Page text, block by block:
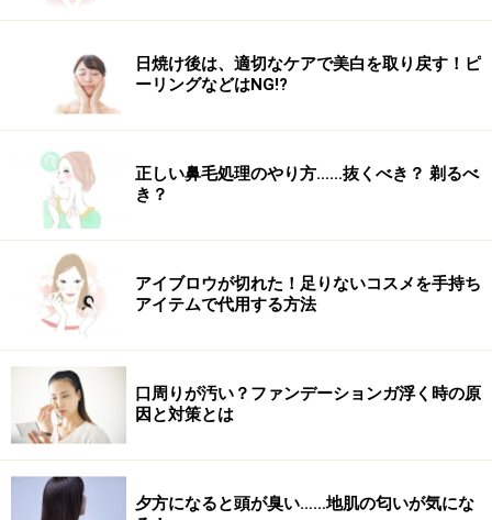
7.腕の内側の色はどの色に近いですか？
8.指先を軽く押さえた時どの色に近いですか？
9.アクセサリーはどちらの色がしっくりきますか？
9.アクセサリーはどちらの色がしっくりきますか？
10.トップスの色の系統はどちらが多いですか？
10.トップスの色の系統はどちらが多いですか？
日焼け後は、適切なケアで美白を取り戻す！ピ
ーリングなどはNG!?
正しい鼻毛処理のやり方……抜くべき？ 剃るべ
き？
アイブロウが切れた！足りないコスメを手持ち
アイテムで代用する方法
口周りが汚い？ファンデーションガ浮く時の原
因と対策とは
夕方になると頭が臭い……地肌の匂いが気にな